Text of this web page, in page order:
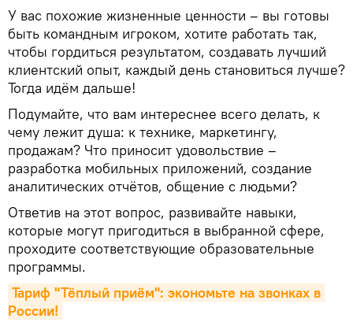
У вас похожие жизненные ценности – вы готовы
быть командным игроком, хотите работать так,
чтобы гордиться результатом, создавать лучший
клиентский опыт, каждый день становиться лучше?
Тогда идём дальше!
Подумайте, что вам интереснее всего делать, к
чему лежит душа: к технике, маркетингу,
продажам? Что приносит удовольствие –
разработка мобильных приложений, создание
аналитических отчётов, общение с людьми?
Ответив на этот вопрос, развивайте навыки,
которые могут пригодиться в выбранной сфере,
проходите соответствующие образовательные
программы.
Тариф "Тёплый приём": экономьте на звонках в
России!